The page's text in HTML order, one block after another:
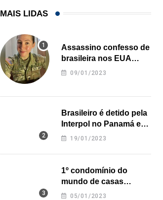
MAIS LIDAS
Assassino confesso de
brasileira nos EUA
revela onde deixou o
09/01/2023
Brasileiro é detido pela
Interpol no Panamá e
pode pegar prisão
19/01/2023
1º condomínio do
mundo de casas
impressas em 3D é
05/01/2023